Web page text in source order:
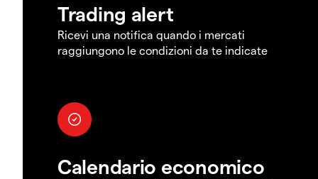
Trading alert
Ricevi una notifica quando i mercati
raggiungono le condizioni da te indicate
Calendario economico